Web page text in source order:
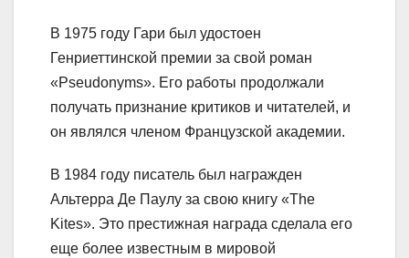
В 1975 году Гари был удостоен
Генриеттинской премии за свой роман
«Pseudonyms». Его работы продолжали
получать признание критиков и читателей, и
он являлся членом Французской академии.
В 1984 году писатель был награжден
Альтерра Де Паулу за свою книгу «The
Kites». Это престижная награда сделала его
еще более известным в мировой